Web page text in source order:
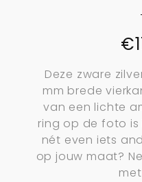
€
Deze zware
mm brede
van een lichte
ring op de foto is
nét even iets
op jouw maat?